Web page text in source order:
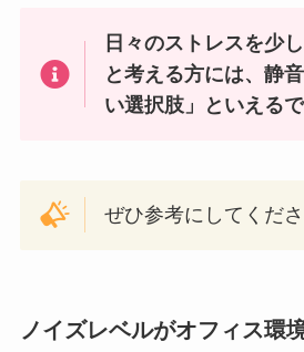
日々のストレスを少
と考える方には、静
い選択肢」といえるで
ぜひ参考にしてくださ
ノイズレベルがオフィス環